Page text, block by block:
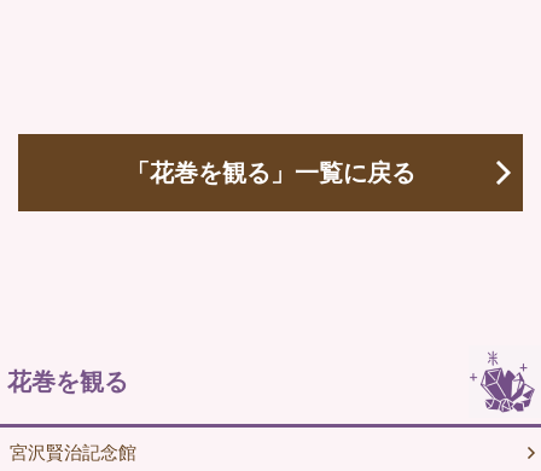
「花巻を観る」一覧に戻る
花巻を観る
宮沢賢治記念館